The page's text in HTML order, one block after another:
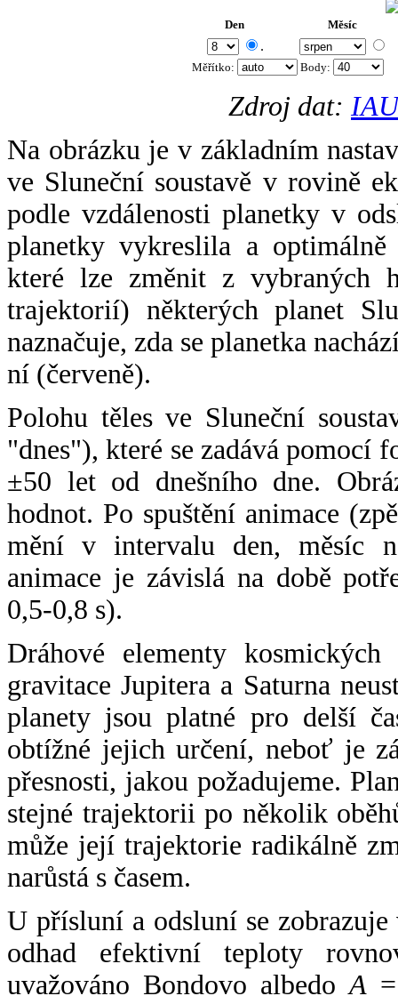
Den Měsíc
.
Měřítko: Body:
Zdroj dat:
Na obrázku je v základním
ve Sluneční soustavě v rovině
podle vzdálenosti planetky v
planetky vykreslila a
které lze změnit z vybraných
trajektorií) některých planet
naznačuje, zda se planetka
ní (červeně).
Polohu těles ve Sluneční
"dnes"), které se zadává pomocí
±50 let od dnešního dne.
hodnot. Po spuštění animace
mění v intervalu den, měsíc
animace je závislá na době
0,5-0,8 s).
Dráhové elementy
gravitace Jupitera a Saturna
planety jsou platné pro delší
obtížné jejich určení, neboť je
přesnosti, jakou požadujeme.
stejné trajektorii po několik
může její trajektorie radikálně
narůstá s časem.
U přísluní a odsluní se
odhad efektivní teploty
uvažováno Bondovo albedoA